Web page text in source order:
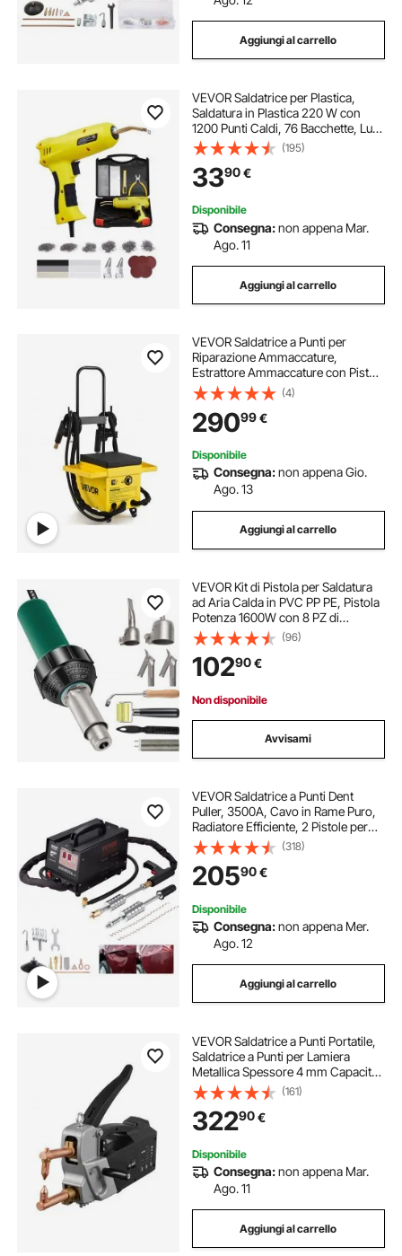
Aggiungi al carrello
VEVOR Saldatrice per Plastica,
Saldatura in Plastica 220 W con
1200 Punti Caldi, 76 Bacchette, Luce
LED, per Paraurti in Plastica per
Auto per Kayak, Giocattoli,
Riparazione di Crepe in Plastica
(195)
3390€
Disponibile
Consegna:non appena Mar.
Ago. 11
Aggiungi al carrello
VEVOR Saldatrice a Punti per
Riparazione Ammaccature,
Estrattore Ammaccature con Pistola
per Prigionieri, 4500 W, con 2
Pistole di Saldatura e 6 Modalità,
Maniglia Estensibile, Vassoio per
Accessori
(4)
29099€
Disponibile
Consegna:non appena Gio.
Ago. 13
Aggiungi al carrello
VEVOR Kit di Pistola per Saldatura
ad Aria Calda in PVC PP PE, Pistola
Potenza 1600W con 8 PZ di
Accessori inclusi 4 Ugelli di
Sostituzione, Adatto per Pavimenti
in Plastica PVC, Tubo, Bagno
Galvanico
(96)
10290€
Non disponibile
Avvisami
VEVOR Saldatrice a Punti Dent
Puller, 3500A, Cavo in Rame Puro,
Radiatore Efficiente, 2 Pistole per
Saldatura, 7 Modalità Disponibili,
Saldatura a Induzione Automatica,
Aspirazione a Vuoto 180 kg
(318)
20590€
Disponibile
Consegna:non appena Mer.
Ago. 12
Aggiungi al carrello
VEVOR Saldatrice a Punti Portatile,
Saldatrice a Punti per Lamiera
Metallica Spessore 4 mm Capacità
di Ingresso di 8,1 KVA per Lamiere
Metalliche da 4200 A, Pistola per
Saldatura Portatile
(161)
32290€
Disponibile
Consegna:non appena Mar.
Ago. 11
Aggiungi al carrello